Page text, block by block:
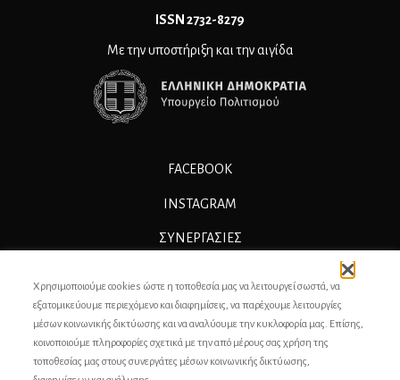
ΙSSN 2732-8279
Με την υποστήριξη και την αιγίδα
FACEBOOK
INSTAGRAM
ΣΥΝΕΡΓΑΣΊΕΣ
ΕΠΙΚΟΙΝΩΝΙΑ
ΣΥΝΤΕΛΕΣΤΕΣ
Χρησιμοποιούμε cookies ώστε η τοποθεσία μας να λειτουργεί σωστά, να
εξατομικεύουμε περιεχόμενο και διαφημίσεις, να παρέχουμε λειτουργίες
μέσων κοινωνικής δικτύωσης και να αναλύουμε την κυκλοφορία μας. Επίσης,
κοινοποιούμε πληροφορίες σχετικά με την από μέρους σας χρήση της
τοποθεσίας μας στους συνεργάτες μέσων κοινωνικής δικτύωσης,